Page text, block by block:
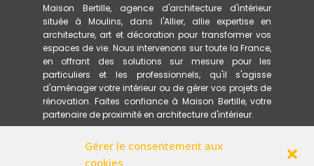
Gérer le consentement aux
cookies
Maison Bertille, agence d'architecture d'intérieur
située à Moulins, dans l'Allier, allie expertise en
architecture, art et décoration pour transformer vos
espaces de vie. Nous intervenons sur toute la France,
en offrant des solutions sur mesure pour les
particuliers et les professionnels, qu'il s'agisse
d'aménager votre intérieur ou de gérer vos projets de
rénovation. Faites confiance à Maison Bertille, votre
partenaire de proximité en architecture d'intérieur.
ACCUEIL
PRESTATIONS